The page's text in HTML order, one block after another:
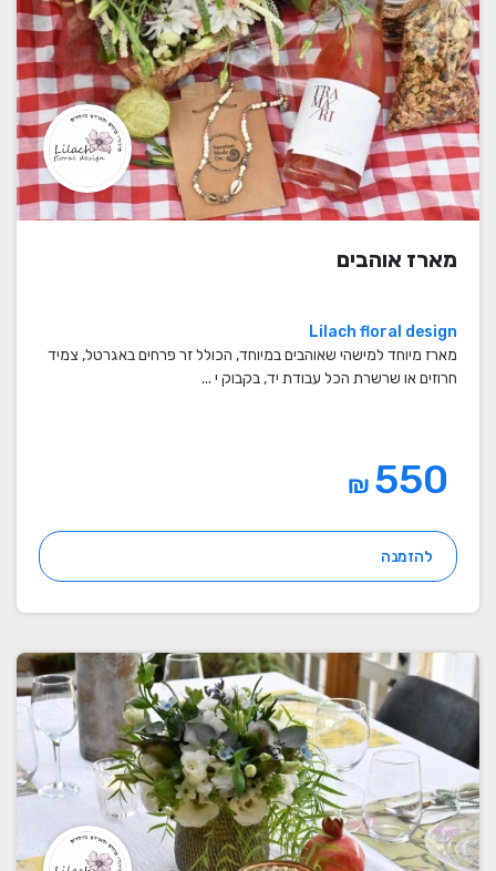
מארז אוהבים
Lilach floral design
מארז מיוחד למישהי שאוהבים במיוחד, הכולל זר פרחים באגרטל, צמיד
חרוזים או שרשרת הכל עבודת יד, בקבוק י ...
₪
להזמנה